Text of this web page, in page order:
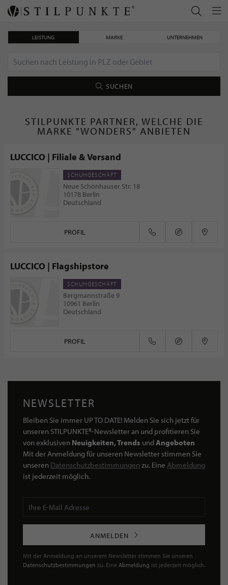
LEISTUNG MARKE UNTERNEHMEN
SUCHEN
STILPUNKTE PARTNER, WELCHE DIE
MARKE "WONDERS" ANBIETEN
LUCCICO | Filiale & Versand
SCHUHGESCHÄFT
Neue Schönhauser Str. 18
10178 Berlin
Deutschland
PROFIL
LUCCICO | Flagshipstore
SCHUHGESCHÄFT
Bergmannstraße 9
10961 Berlin
Deutschland
PROFIL
NEWSLETTER
Bleiben Sie immer UP TO DATE! Melden Sie sich jetzt für
unseren STILPUNKTE®-Newsletter an und profitieren Sie
von exklusiven Neuigkeiten, Trends undAngeboten
Mit der Anmeldung für unseren Newsletter stimmen Sie
unseren Datenschutzbestimmungen zu. Eine Abmeldung
ist jederzeit möglich.
ANMELDEN
Mit der Anmeldung an unserem Newsletter stimmen Sie unseren
Datenschutzbestimmungen zu. Eine Abmeldung ist jederzeit möglich.